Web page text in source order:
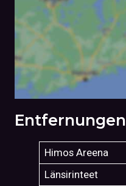
Entfernungen
Himos Areena
Länsirinteet